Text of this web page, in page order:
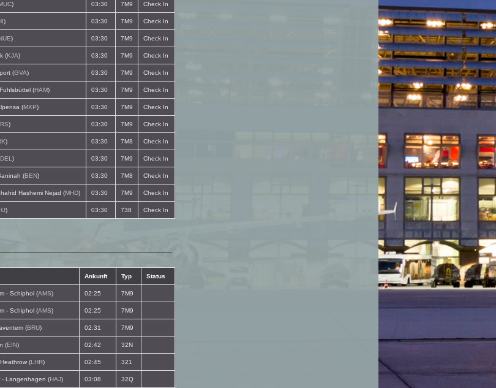
) 03:30 7M9 Check In
) 03:30 7M9 Check In
) 03:30 7M9 Check In
(KJA) 03:30 7M9 Check In
(GVA) 03:30 7M9 Check In
(HAM) 03:30 7M9 Check In
(MXP) 03:30 7M9 Check In
) 03:30 7M9 Check In
) 03:30 7M8 Check In
DEL ) 03:30 7M9 Check In
(BEN) 03:30 7M8 Check In
Hashemi Nejad (MHD) 03:30 7M9 Check In
) 03:30 738 Check In
Ankunft Typ Status
- Schiphol (AMS) 02:25 7M9
- Schiphol (AMS) 02:25 7M9
(BRU) 02:31 7M9
(EIN) 02:42 32N
(LHR) 02:45 321
- Langenhagen (HAJ) 03:08 32Q